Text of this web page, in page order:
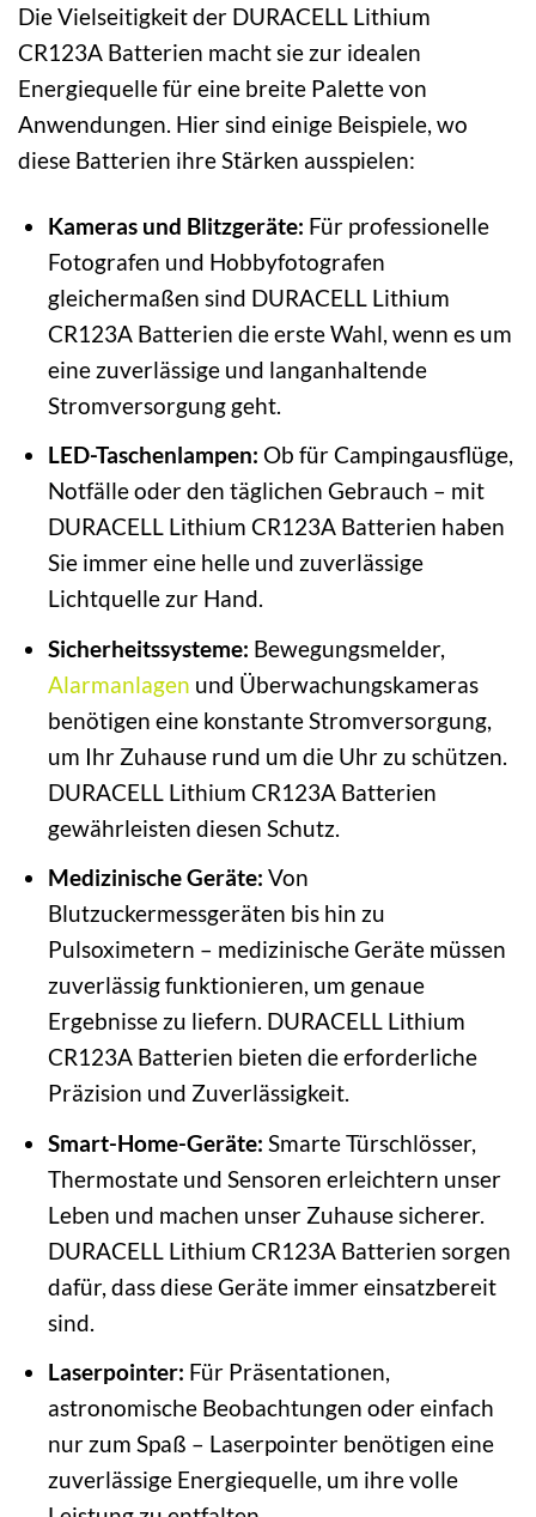
Die Vielseitigkeit der DURACELL Lithium
CR123A Batterien macht sie zur idealen
Energiequelle für eine breite Palette von
Anwendungen. Hier sind einige Beispiele, wo
diese Batterien ihre Stärken ausspielen:
Kameras und Blitzgeräte: Für professionelle
Fotografen und Hobbyfotografen
gleichermaßen sind DURACELL Lithium
CR123A Batterien die erste Wahl, wenn es um
eine zuverlässige und langanhaltende
Stromversorgung geht.
LED-Taschenlampen: Ob für Campingausflüge,
Notfälle oder den täglichen Gebrauch – mit
DURACELL Lithium CR123A Batterien haben
Sie immer eine helle und zuverlässige
Lichtquelle zur Hand.
Sicherheitssysteme: Bewegungsmelder,
Alarmanlagen und Überwachungskameras
benötigen eine konstante Stromversorgung,
um Ihr Zuhause rund um die Uhr zu schützen.
DURACELL Lithium CR123A Batterien
gewährleisten diesen Schutz.
Medizinische Geräte: Von
Blutzuckermessgeräten bis hin zu
Pulsoximetern – medizinische Geräte müssen
zuverlässig funktionieren, um genaue
Ergebnisse zu liefern. DURACELL Lithium
CR123A Batterien bieten die erforderliche
Präzision und Zuverlässigkeit.
Smart-Home-Geräte: Smarte Türschlösser,
Thermostate und Sensoren erleichtern unser
Leben und machen unser Zuhause sicherer.
DURACELL Lithium CR123A Batterien sorgen
dafür, dass diese Geräte immer einsatzbereit
sind.
Laserpointer: Für Präsentationen,
astronomische Beobachtungen oder einfach
nur zum Spaß – Laserpointer benötigen eine
zuverlässige Energiequelle, um ihre volle